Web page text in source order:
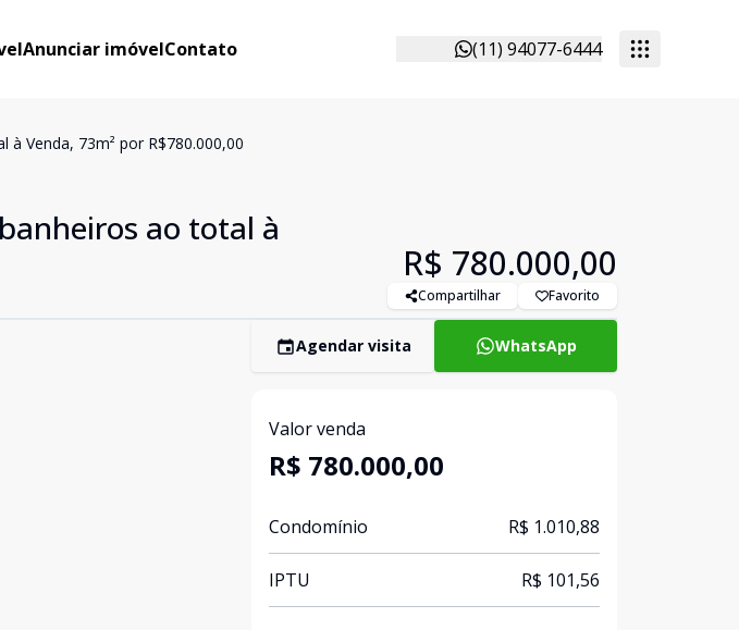
Anunciar imóvelContato (11) 94077-6444
Venda, 73m² por R$780.000,00
ao total à
R$ 780.000,00
Compartilhar Favorito
Agendar visita WhatsApp
Valor venda
R$ 780.000,00
Condomínio R$ 1.010,88
IPTU R$ 101,56